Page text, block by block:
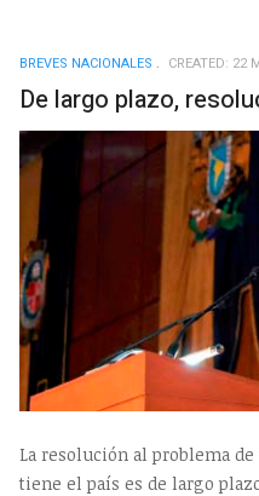
BREVES NACIONALES CREATED: 22
De largo plazo,
La resolución al problema de
tiene el país es de largo